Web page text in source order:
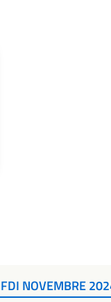
NOVEMBRE